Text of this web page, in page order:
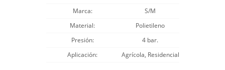
Marca
S/M
Material
Polietileno
Presión
4 bar.
Aplicación
Agrícola, Residencial